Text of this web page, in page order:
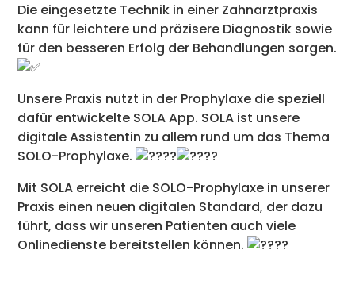
Die eingesetzte Technik in einer Zahnarztpraxis
kann für leichtere und präzisere Diagnostik sowie
für den besseren Erfolg der Behandlungen sorgen.
Unsere Praxis nutzt in der Prophylaxe die speziell
dafür entwickelte SOLA App. SOLA ist unsere
digitale Assistentin zu allem rund um das Thema
SOLO-Prophylaxe.
Mit SOLA erreicht die SOLO-Prophylaxe in unserer
Praxis einen neuen digitalen Standard, der dazu
führt, dass wir unseren Patienten auch viele
Onlinedienste bereitstellen können.